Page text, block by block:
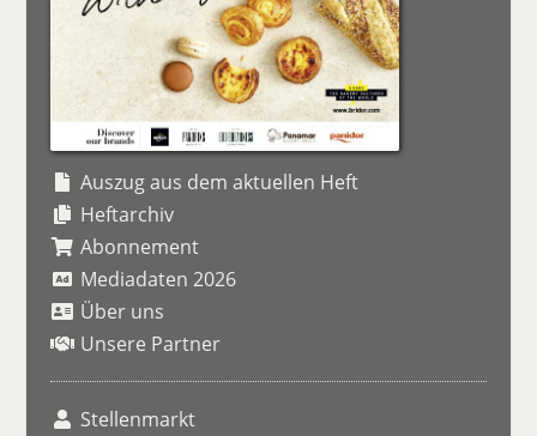
Auszug aus dem aktuellen Heft
Heftarchiv
Abonnement
Mediadaten 2026
Über uns
Unsere Partner
Stellenmarkt